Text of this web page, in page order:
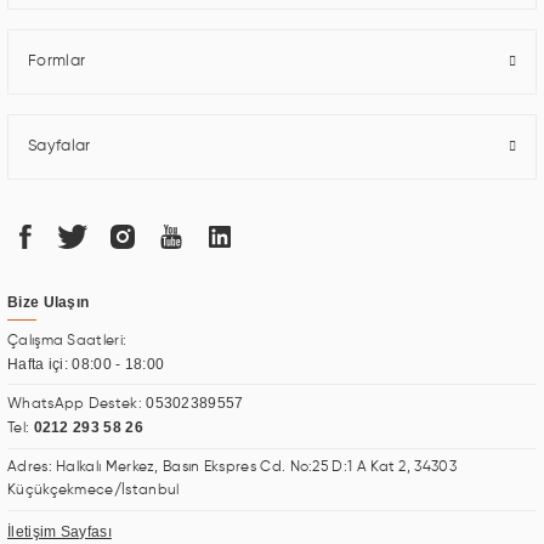
Formlar
Sayfalar
Bize Ulaşın
Çalışma Saatleri:
Hafta içi: 08:00 - 18:00
WhatsApp Destek:05302389557
Tel: 0212 293 58 26
Adres: Halkalı Merkez, Basın Ekspres Cd. No:25 D:1 A Kat 2, 34303
Küçükçekmece/İstanbul
İletişim Sayfası